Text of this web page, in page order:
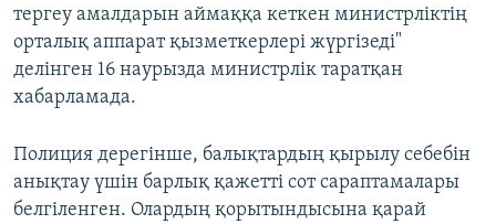
тергеу амалдарын аймаққа кеткен министрліктің
орталық аппарат қызметкерлері жүргізеді"
делінген 16 наурызда министрлік таратқан
хабарламада.
Полиция дерегінше, балықтардың қырылу себебін
анықтау үшін барлық қажетті сот сараптамалары
белгіленген. Олардың қорытындысына қарай